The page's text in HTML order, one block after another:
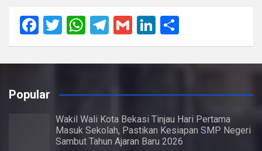
F
a
ce
o
T
wi
tt
W
h
at
A
p
p
T
el
e
a
m
G
m
ail
Li
n
ke
n
h
ar
Popular
Wakil Wali Kota Bekasi Tinjau Hari Pertama
Masuk Sekolah, Pastikan Kesiapan SMP Negeri
Sambut Tahun Ajaran Baru 2026